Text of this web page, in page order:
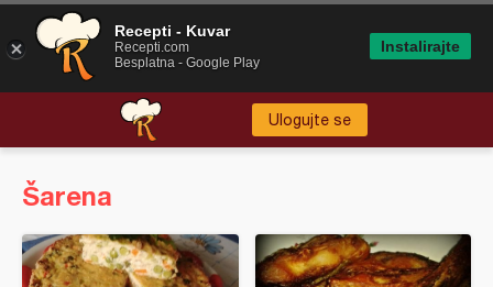
Ulogujte se
Šarena
Recepti - Kuvar
Recepti.com
Besplatna - Google Play
Instalirajte